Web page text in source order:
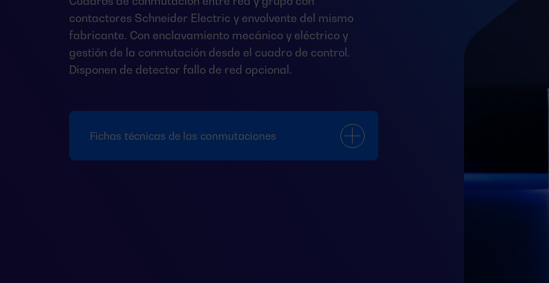
contactores Schneider Electric y envolvente del mismo
fabricante. Con enclavamiento mecánico y eléctrico y
gestión de la conmutación desde el cuadro de control.
Disponen de detector fallo de red opcional.
Fichas técnicas de las conmutaciones